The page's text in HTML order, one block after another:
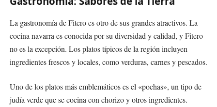
La gastronomía de Fitero es otro de sus grandes atractivos. La
cocina navarra es conocida por su diversidad y calidad, y Fitero
no es la excepción. Los platos típicos de la región incluyen
ingredientes frescos y locales, como verduras, carnes y pescados.
Uno de los platos más emblemáticos es el «pochas», un tipo de
judía verde que se cocina con chorizo y otros ingredientes.